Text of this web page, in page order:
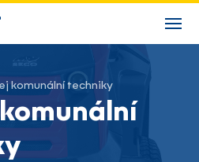
komunální techniky